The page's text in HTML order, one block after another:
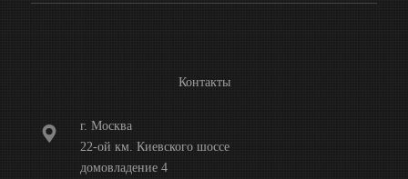
Контакты
г. Москва
22-ой км. Киевского шоссе
домовладение 4